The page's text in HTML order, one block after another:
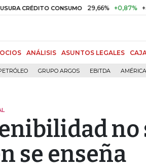
CONSUMO 29,66% +0,87% +3,02%
ANÁLISIS ASUNTOS LEGALES
GRUPO ARGOS EBITDA
no
se enseña